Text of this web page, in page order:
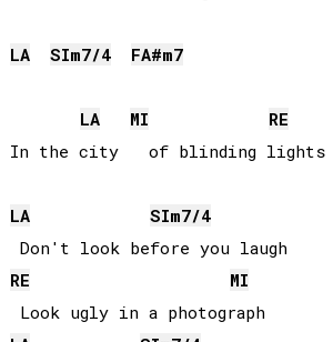
LA SIm7/4 FA#m7
LA MI
RE
In the city   of blinding lights
LA SIm7/4
RE
MI